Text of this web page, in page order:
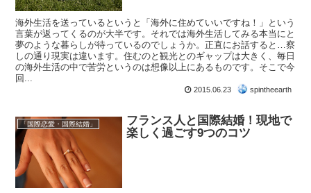
海外生活を送っているというと「海外に住めていいですね！」という
言葉が返ってくるのが大半です。それでは海外生活してみる本当にと
夢のような暮らしが待っているのでしょうか。正直にお話すると…察
しの通り現実は違います。住むのと観光とのギャップは大きく、毎日
の海外生活の中で苦労というのは想像以上にあるものです。そこで今
回...
2015.06.23 spintheearth
「国際恋愛・国際結婚」
フランス人と国際結婚！現地で
楽しく過ごす9つのコツ